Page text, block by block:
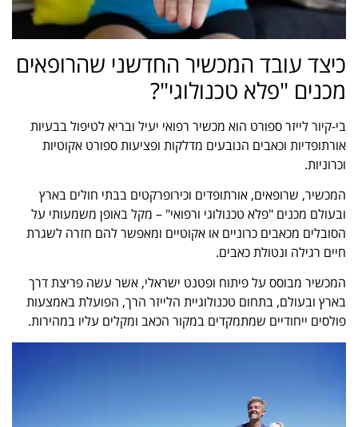
כיצד עובד המכשיר החדשני שהרופאים
מכנים "פלא טכנולוגי"?
בי-קיור לייזר ספורט הוא מכשיר רפואי יעיל ובריא לטיפול בבעיות
אורתופדיות וכאבים הנובעים מדלקות ופציעות ספורט אקוטיות
וכרוניות.
המכשיר, שרופאים, אורתופדים וכירופרקטים בבתי חולים בארץ
ובעולם מכנים "פלא טכנולוגי ורפואי" – מקל באופן משמעותי על
הסובלים מכאבים כרוניים או אקוטיים ומאפשר להם חזרה לשגרת
חיים רגילה ונטולת כאבים.
המכשיר מבוסס על פיתוח ופטנט ישראלי, אשר עשה פריצת דרך
בארץ ובעולם, בתחום טכנולוגיית הלייזר הרך, הפועלת באמצעות
פולסים ייחודיים שמתמקדים במקור הכאב ומקלים עליו במהירות.